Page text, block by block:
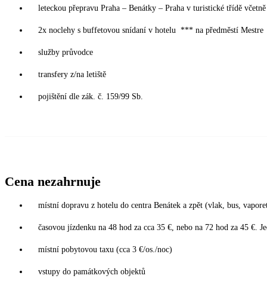
leteckou přepravu Praha – Benátky – Praha v turistické třídě
2x noclehy s buffetovou snídaní v hotelu *** na předměstí Mestre
služby průvodce
transfery z/na letiště
pojištění dle zák. č. 159/99 Sb.
Cena nezahrnuje
místní dopravu z hotelu do centra Benátek a zpět (vlak, bus,
časovou jízdenku na 48 hod za cca 35 €, nebo na 72 hod za 45 €.
místní pobytovou taxu (cca 3 €/os./noc)
vstupy do památkových objektů